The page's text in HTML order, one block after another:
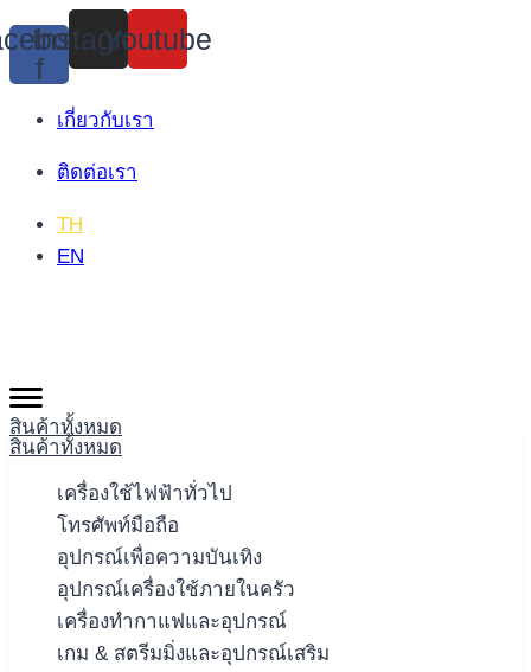
Skip
to
content
f
Instagram
Youtube
เกี่ยวกับเรา
ติดต่อเรา
TH
EN
สินค้าทั้งหมด
สินค้าทั้งหมด
เครื่องใช้ไฟฟ้าทั่วไป
โทรศัพท์มือถือ
อุปกรณ์เพื่อความบันเทิง
อุปกรณ์เครื่องใช้ภายในครัว
เครื่องทำกาแฟและอุปกรณ์
เกม & สตรีมมิ่งและอุปกรณ์เสริม